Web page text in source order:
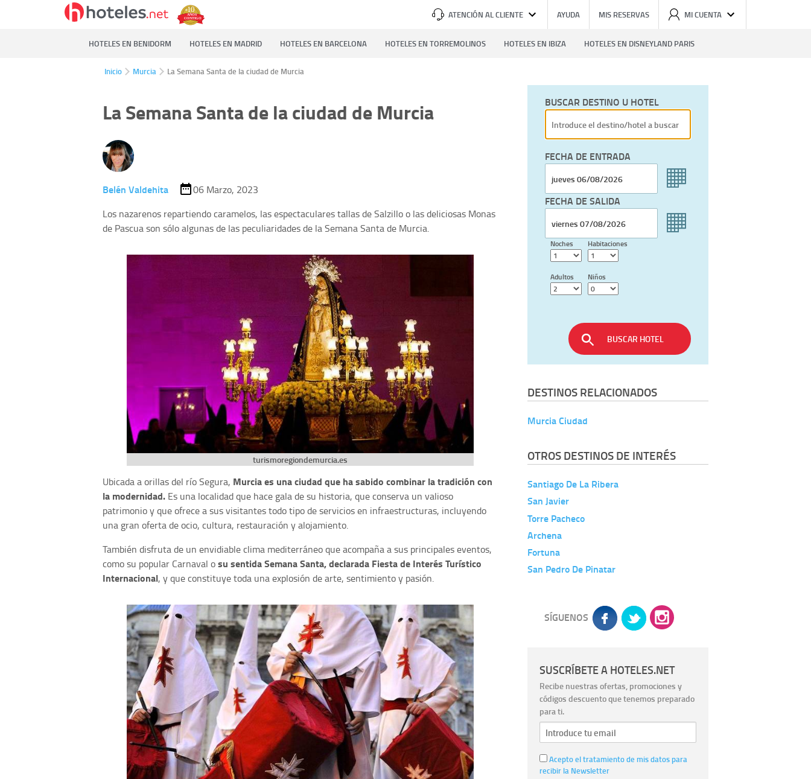
ATENCIÓN AL CLIENTE AYUDA MIS RESERVAS MI CUENTA
HOTELES EN BENIDORM HOTELES EN MADRID HOTELES EN BARCELONA HOTELES EN TORREMOLINOS HOTELES EN IBIZA HOTELES EN DISNEYLAND PARIS
Inicio Murcia La Semana Santa de la ciudad de Murcia
La Semana Santa de la ciudad de Murcia
Belén Valdehita
06 Marzo, 2023
Los nazarenos repartiendo caramelos, las espectaculares tallas de Salzillo o las deliciosas Monas
de Pascua son sólo algunas de las peculiaridades de la Semana Santa de Murcia.
turismoregiondemurcia.es
Ubicada a orillas del río Segura, Murcia es una ciudad que ha sabido combinar la tradición con
la modernidad. Es una localidad que hace gala de su historia, que conserva un valioso
patrimonio y que ofrece a sus visitantes todo tipo de servicios en infraestructuras, incluyendo
una gran oferta de ocio, cultura, restauración y alojamiento.
También disfruta de un envidiable clima mediterráneo que acompaña a sus principales eventos,
como su popular Carnaval osu sentida Semana Santa, declarada Fiesta de Interés Turístico
Internacional, y que constituye toda una explosión de arte, sentimiento y pasión.
BUSCAR DESTINO U HOTEL
FECHA DE ENTRADA
FECHA DE SALIDA
Noches Habitaciones
Adultos Niños
BUSCAR HOTEL
DESTINOS RELACIONADOS
Murcia Ciudad
OTROS DESTINOS DE INTERÉS
Santiago De La Ribera
San Javier
Torre Pacheco
Archena
Fortuna
San Pedro De Pinatar
SÍGUENOS
SUSCRÍBETE A HOTELES.NET
Recibe nuestras ofertas, promociones y
códigos descuento que tenemos preparado
para ti.
Acepto el tratamiento de mis datos para
recibir la Newsletter